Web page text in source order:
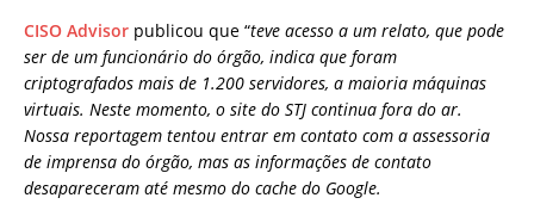
CISO Advisor publicou que “teve acesso a um relato, que pode
ser de um funcionário do órgão, indica que foram
criptografados mais de 1.200 servidores, a maioria máquinas
virtuais. Neste momento, o site do STJ continua fora do ar.
Nossa reportagem tentou entrar em contato com a assessoria
de imprensa do órgão, mas as informações de contato
desapareceram até mesmo do cache do Google.